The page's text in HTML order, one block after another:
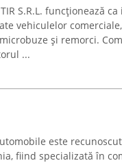
S.R.L. funcționează
vehiculelor
și remorci.
...
este
fiind specializată în